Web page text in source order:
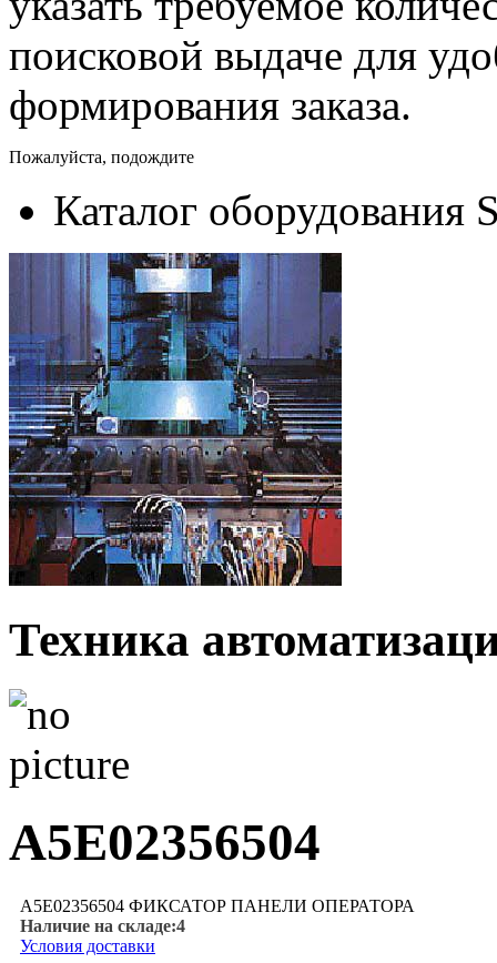
поисковой выдаче для
формирования заказа.
Пожалуйста, подождите
Каталог оборудования
Техника
A5E02356504
A5E02356504 ФИКСАТОР ПАНЕЛИ ОПЕРАТОРА
Наличие на складе:4
Условия доставки